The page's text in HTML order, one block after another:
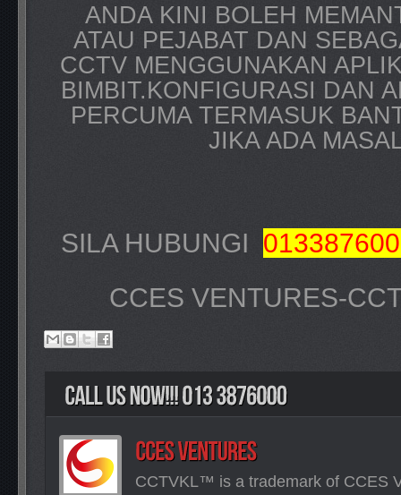
ANDA KINI BOLEH
ATAU PEJABAT DAN
CCTV MENGGUNAKAN
BIMBIT.KONFIGURASI DAN
PERCUMA TERMASUK
JIKA ADA
SILA HUBUNGI
CCES VENTURES-
CCTVKL™ is a trademark of CCES